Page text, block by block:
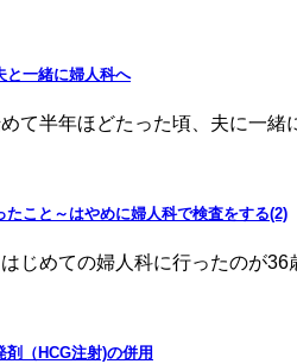
と一緒に婦人科へ
て半年ほどたった頃、夫に一
たこと～はやめに婦人科で検査をする(2)
じめての婦人科に行ったのが
剤（HCG注射)の併用